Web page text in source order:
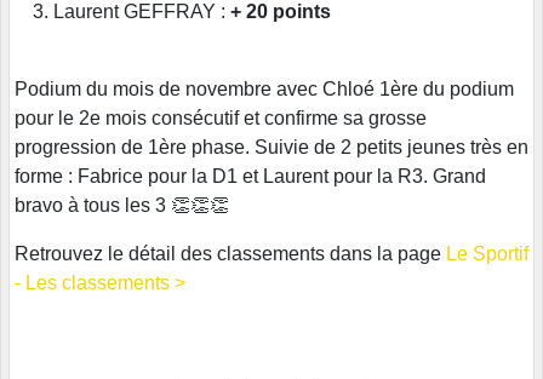
Laurent GEFFRAY : + 20 points
Podium du mois de novembre avec Chloé 1ère du podium
pour le 2e mois consécutif et confirme sa grosse
progression de 1ère phase. Suivie de 2 petits jeunes très en
forme : Fabrice pour la D1 et Laurent pour la R3. Grand
bravo à tous les 3 👏👏👏
Retrouvez le détail des classements dans la page Le Sportif
- Les classements >